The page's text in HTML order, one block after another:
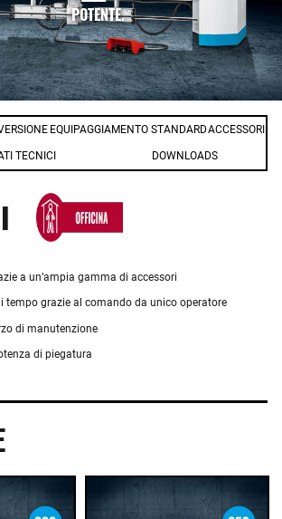
POTENTE.
EQUIPAGGIAMENTO STANDARDACCESSORI
TECNICI DOWNLOADS
a un’ampia gamma di accessori
tempo grazie al comando da unico operatore
di manutenzione
di piegatura